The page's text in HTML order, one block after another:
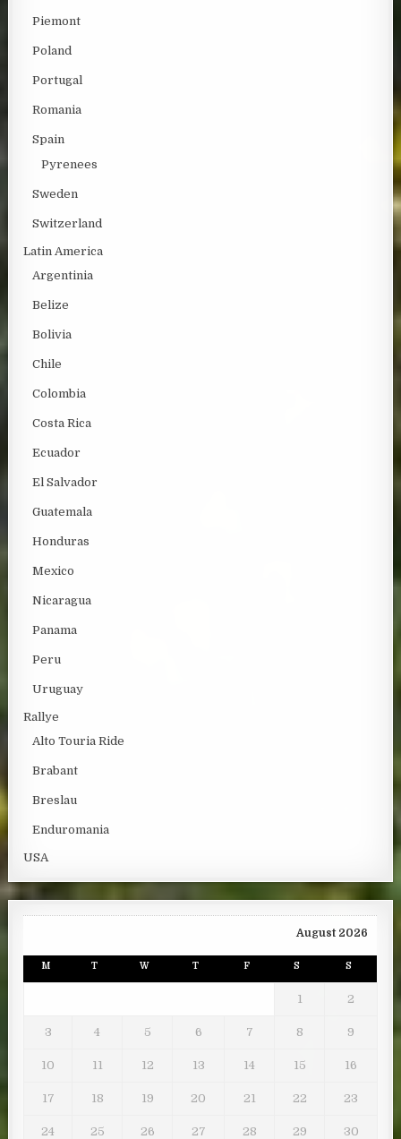
Piemont
Poland
Portugal
Romania
Spain
Pyrenees
Sweden
Switzerland
Latin America
Argentinia
Belize
Bolivia
Chile
Colombia
Costa Rica
Ecuador
El Salvador
Guatemala
Honduras
Mexico
Nicaragua
Panama
Peru
Uruguay
Rallye
Alto Touria Ride
Brabant
Breslau
Enduromania
USA
August 2026
M T W T F S S
1 2
3 4 5 6 7 8 9
10 11 12 13 14 15 16
17 18 19 20 21 22 23
24 25 26 27 28 29 30